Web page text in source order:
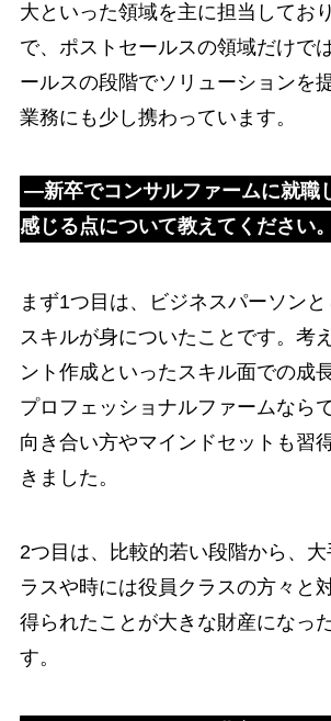
大といった領域を主に担当してお
で、ポストセールスの領域だけで
ールスの段階でソリューションを
業務にも少し携わっています。
―新卒でコンサルファームに就職
感じる点について教えてください。
まず1つ目は、ビジネスパーソン
スキルが身についたことです。考
ント作成といったスキル面での成
プロフェッショナルファームなら
向き合い方やマインドセットも習
きました。
2つ目は、比較的若い段階から、
ラスや時には役員クラスの方々と
得られたことが大きな財産になっ
す。